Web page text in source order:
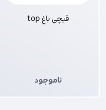
قیچی باغ top
ناموجود